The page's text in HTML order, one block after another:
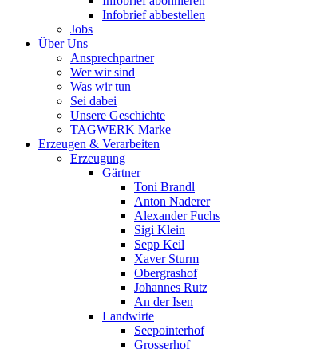
Infobrief abbestellen
Jobs
Über Uns
Ansprechpartner
Wer wir sind
Was wir tun
Sei dabei
Unsere Geschichte
TAGWERK Marke
Erzeugen & Verarbeiten
Erzeugung
Gärtner
Toni Brandl
Anton Naderer
Alexander Fuchs
Sigi Klein
Sepp Keil
Xaver Sturm
Obergrashof
Johannes Rutz
An der Isen
Landwirte
Seepointerhof
Grosserhof